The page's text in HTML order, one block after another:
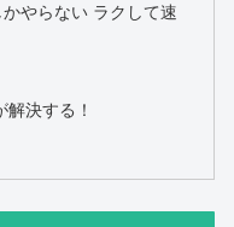
やらない ラクして速
決する！